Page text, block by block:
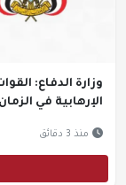
وزارة الدفاع:
الإرهابية في
منذ 3 دقائق